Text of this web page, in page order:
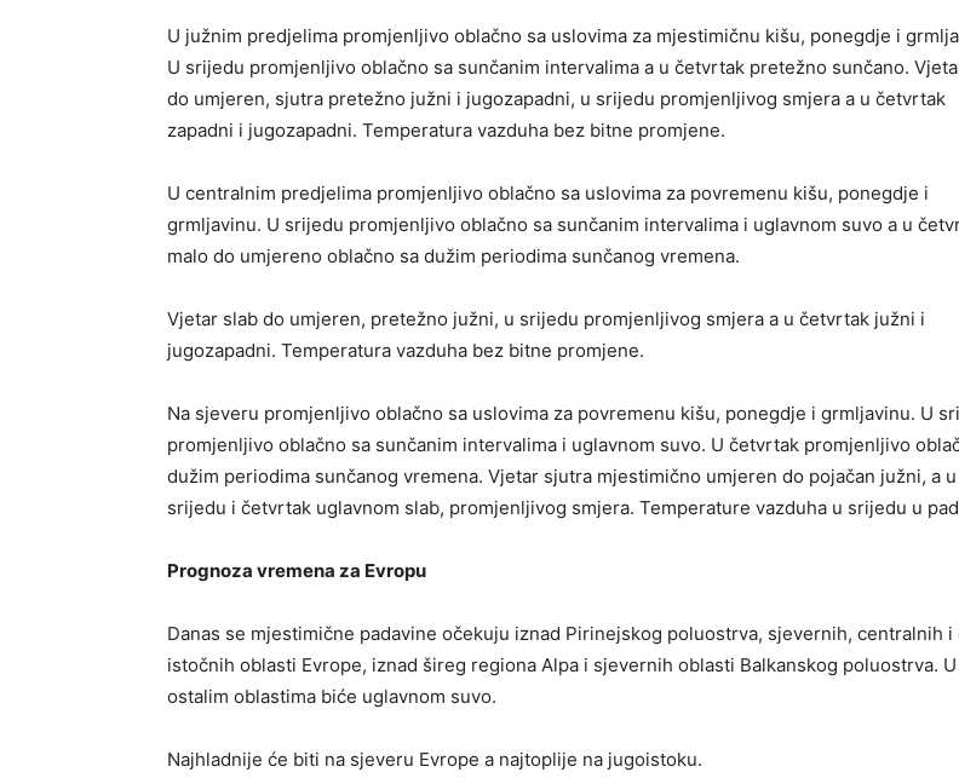
U južnim predjelima promjenljivo oblačno sa uslovima za mjestimičnu kišu, ponegdje i
U srijedu promjenljivo oblačno sa sunčanim intervalima a u četvrtak pretežno sunčano.
do umjeren, sjutra pretežno južni i jugozapadni, u srijedu promjenljivog smjera a u četvrtak
zapadni i jugozapadni. Temperatura vazduha bez bitne promjene.
U centralnim predjelima promjenljivo oblačno sa uslovima za povremenu kišu, ponegdje i
grmljavinu. U srijedu promjenljivo oblačno sa sunčanim intervalima i uglavnom suvo a u
malo do umjereno oblačno sa dužim periodima sunčanog vremena.
Vjetar slab do umjeren, pretežno južni, u srijedu promjenljivog smjera a u četvrtak južni i
jugozapadni. Temperatura vazduha bez bitne promjene.
Na sjeveru promjenljivo oblačno sa uslovima za povremenu kišu, ponegdje i grmljavinu. U
promjenljivo oblačno sa sunčanim intervalima i uglavnom suvo. U četvrtak promjenljivo
dužim periodima sunčanog vremena. Vjetar sjutra mjestimično umjeren do pojačan južni, a u
srijedu i četvrtak uglavnom slab, promjenljivog smjera. Temperature vazduha u srijedu u
Prognoza vremena za Evropu
Danas se mjestimične padavine očekuju iznad Pirinejskog poluostrva, sjevernih, centralnih i
istočnih oblasti Evrope, iznad šireg regiona Alpa i sjevernih oblasti Balkanskog poluostrva. U
ostalim oblastima biće uglavnom suvo.
Najhladnije će biti na sjeveru Evrope a najtoplije na jugoistoku.